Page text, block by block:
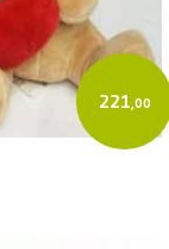
221,00